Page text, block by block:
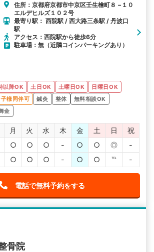
住所：京都府京都市中京区壬生檜町８ −１０
エルデヒルズ１０２号
最寄り駅： 西院駅 / 西大路三条駅 / 丹波口
駅
アクセス：西院駅から徒歩6分
駐車場：無（近隣コインパーキングあり）
以降OK 土日OK 土曜日OK
日曜日OK
子様同伴可 鍼灸 整体
無料相談OK
金
月 火 水 木 金 土 日
祝
○ ○ ○ - ○ ○ ◎
-
○ ○ ○ - ○ ○ ℡ -
電話で無料予約をする
骨院